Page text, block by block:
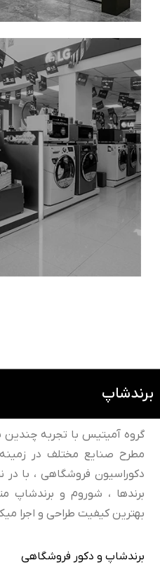
برندشاپ
گروه آمیتیس با تجربه چندین
مطرح صنایع مختلف در
دکوراسیون فروشگاهی ، با
برندها ، شوروم و برندشاپ
بهترین کیفیت طراحی و اجرا
برندشاپ و دکور فروشگاهی
دکوراسیون فروشگاهی و